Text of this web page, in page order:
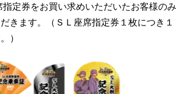
定券をお買い求めいただいたお客様のみ
きます。（ＳＬ座席指定券１枚につき１
）